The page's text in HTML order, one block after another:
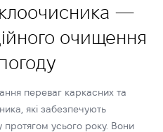
—
очищення
переваг каркасних та
які забезпечують
протягом усього року. Вони